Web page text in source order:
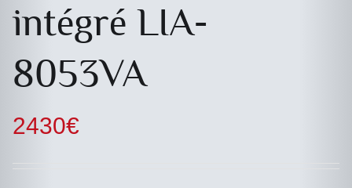
intégré LIA-
8053VA
2430€